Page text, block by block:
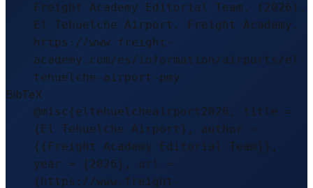
Freight Academy Editorial Team. (2026).
El Tehuelche Airport. Freight Academy.
https://www.freight-
academy.com/es/information/airports/el-
tehuelche-airport-pmy
BibTeX
@misc{eltehuelcheairport2026, title =
{El Tehuelche Airport}, author =
{{Freight Academy Editorial Team}},
year = {2026}, url =
{https://www.freight-